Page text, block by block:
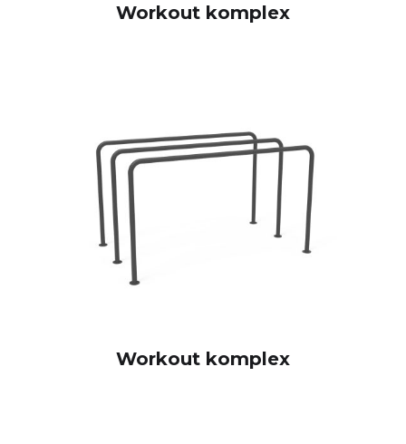
Workout komplex
Workout komplex